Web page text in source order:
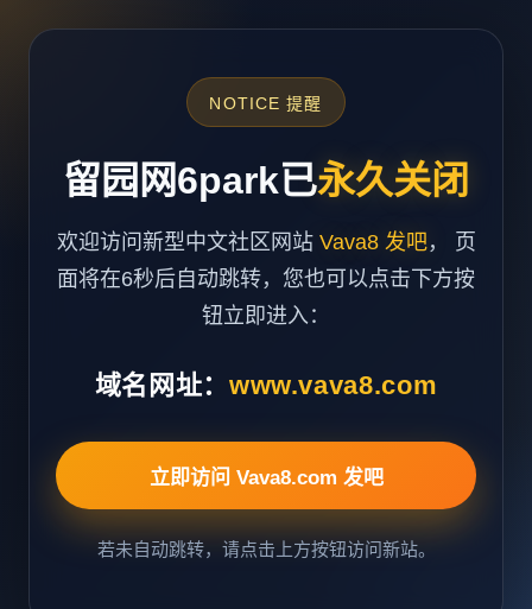
NOTICE 提醒
留园网6park已永久关闭
欢迎访问新型中文社区网站 Vava8 发吧， 页
面将在6秒后自动跳转，您也可以点击下方按
钮立即进入：
域名网址： www.vava8.com
立即访问 Vava8.com 发吧
若未自动跳转，请点击上方按钮访问新站。